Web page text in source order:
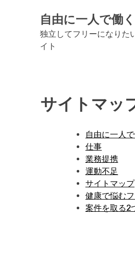
自由に一人で働く
独立してフリーになりた
イト
サイトマッ
自由に一人で
仕事
業務提携
運動不足
サイトマップ
健康で悩む
案件を取る2